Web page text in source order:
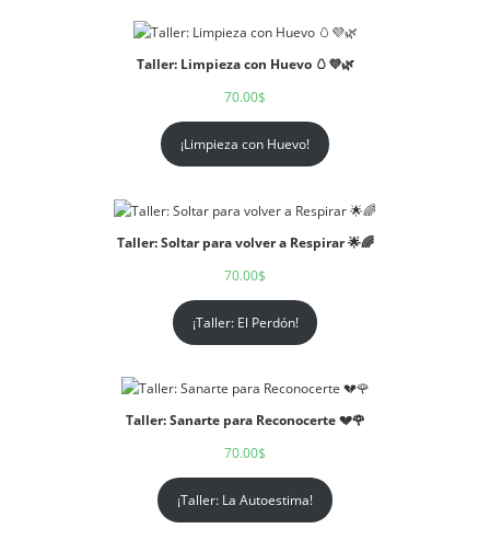
Taller: Limpieza con Huevo 🥚💜🌿
70.00$
¡Limpieza con Huevo!
Taller: Soltar para volver a Respirar 🌟🌈
70.00$
¡Taller: El Perdón!
Taller: Sanarte para Reconocerte 💔🌹
70.00$
¡Taller: La Autoestima!